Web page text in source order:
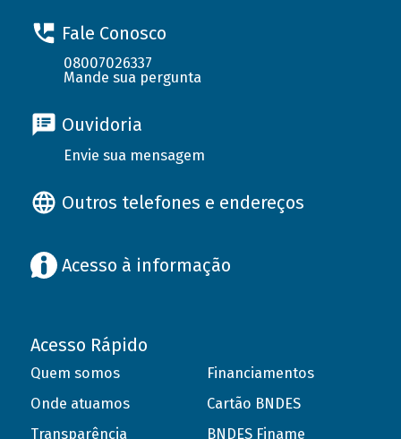
Fale Conosco
08007026337
Mande sua pergunta
Ouvidoria
Envie sua mensagem
Outros telefones e endereços
Acesso à informação
Acesso Rápido
Quem somos
Onde atuamos
Transparência
Financiamentos
Cartão BNDES
BNDES Finame